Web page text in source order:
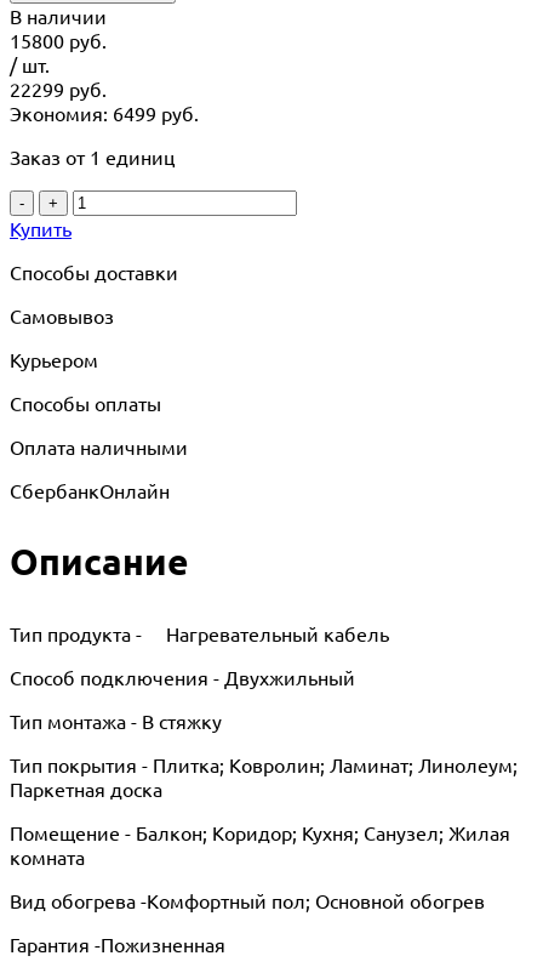
В наличии
15800 руб.
/ шт.
22299 руб.
Экономия: 6499 руб.
Заказ от 1 единиц
- +
Купить
Способы доставки
Самовывоз
Курьером
Способы оплаты
Оплата наличными
СбербанкОнлайн
Описание
Тип продукта - Нагревательный кабель
Способ подключения - Двухжильный
Тип монтажа - В стяжку
Тип покрытия - Плитка; Ковролин; Ламинат; Линолеум;
Паркетная доска
Помещение - Балкон; Коридор; Кухня; Санузел; Жилая
комната
Вид обогрева -Комфортный пол; Основной обогрев
Гарантия -Пожизненная